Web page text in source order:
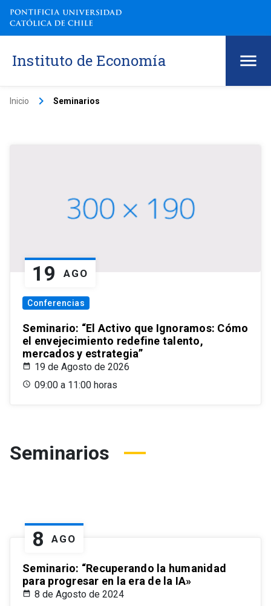
Instituto de Economía
Inicio keyboard_arrow_right Seminarios
19 AGO
Conferencias
Seminario: “El Activo que Ignoramos: Cómo
el envejecimiento redefine talento,
mercados y estrategia”
19 de Agosto de 2026
09:00 a 11:00 horas
Seminarios
8 AGO
Seminario: “Recuperando la humanidad
para progresar en la era de la IA»
8 de Agosto de 2024